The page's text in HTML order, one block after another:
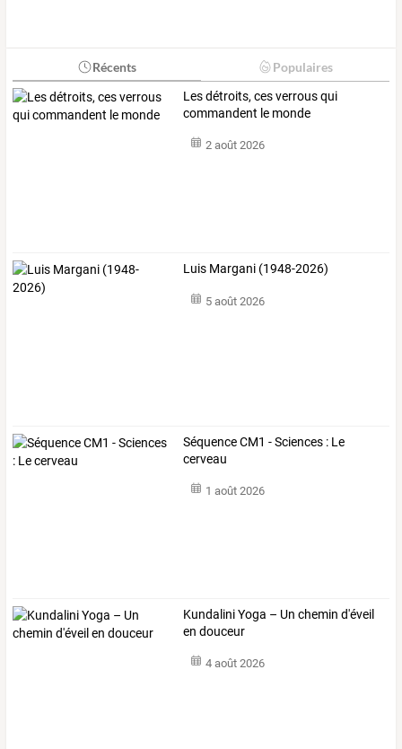
Récents Populaires
Les détroits, ces verrous qui
commandent le monde
2 août 2026
Luis Margani (1948-2026)
5 août 2026
Séquence CM1 - Sciences : Le
cerveau
1 août 2026
Kundalini Yoga – Un chemin d'éveil
en douceur
4 août 2026